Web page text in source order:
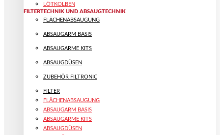
LÖTKOLBEN
FILTERTECHNIK UND ABSAUGTECHNIK
FLÄCHENABSAUGUNG
ABSAUGARM BASIS
ABSAUGARME KITS
ABSAUGDÜSEN
ZUBEHÖR FILTRONIC
FILTER
FLÄCHENABSAUGUNG
ABSAUGARM BASIS
ABSAUGARME KITS
ABSAUGDÜSEN